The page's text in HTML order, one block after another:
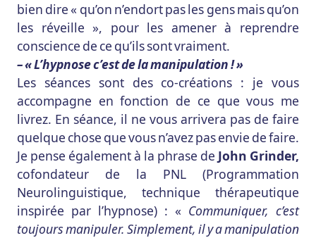
bien dire « qu’on n’endort pas les gens mais qu’on
les réveille », pour les amener à reprendre
conscience de ce qu’ils sont vraiment.
– « L’hypnose c’est de la manipulation ! »
Les séances sont des co-créations : je vous
accompagne en fonction de ce que vous me
livrez. En séance, il ne vous arrivera pas de faire
quelque chose que vous n’avez pas envie de faire.
Je pense également à la phrase de John Grinder,
cofondateur de la PNL (Programmation
Neurolinguistique, technique thérapeutique
inspirée par l’hypnose) : « Communiquer, c’est
toujours manipuler. Simplement, il y a manipulation